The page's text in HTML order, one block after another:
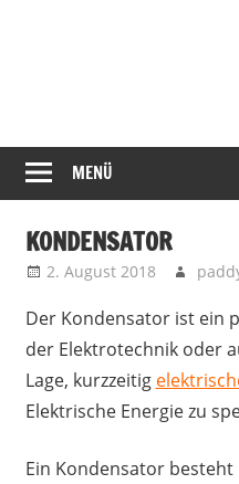
MENÜ
KONDENSATOR
2. August 2018
Der Kondensator ist ein
der Elektrotechnik oder
Lage, kurzzeitig
Elektrische Energie zu
Ein Kondensator